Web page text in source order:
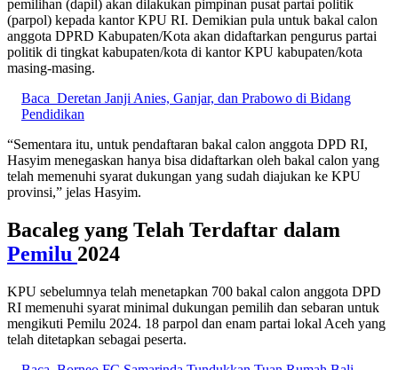
pemilihan (dapil) akan dilakukan pimpinan pusat partai politik
(parpol) kepada kantor KPU RI. Demikian pula untuk bakal calon
anggota DPRD Kabupaten/Kota akan didaftarkan pengurus partai
politik di tingkat kabupaten/kota di kantor KPU kabupaten/kota
masing-masing.
Baca Deretan Janji Anies, Ganjar, dan Prabowo di Bidang
Pendidikan
“Sementara itu, untuk pendaftaran bakal calon anggota DPD RI,
Hasyim menegaskan hanya bisa didaftarkan oleh bakal calon yang
telah memenuhi syarat dukungan yang sudah diajukan ke KPU
provinsi,” jelas Hasyim.
Bacaleg yang Telah Terdaftar dalam
Pemilu 2024
KPU sebelumnya telah menetapkan 700 bakal calon anggota DPD
RI memenuhi syarat minimal dukungan pemilih dan sebaran untuk
mengikuti Pemilu 2024. 18 parpol dan enam partai lokal Aceh yang
telah ditetapkan sebagai peserta.